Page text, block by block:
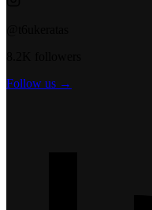
Follow us →